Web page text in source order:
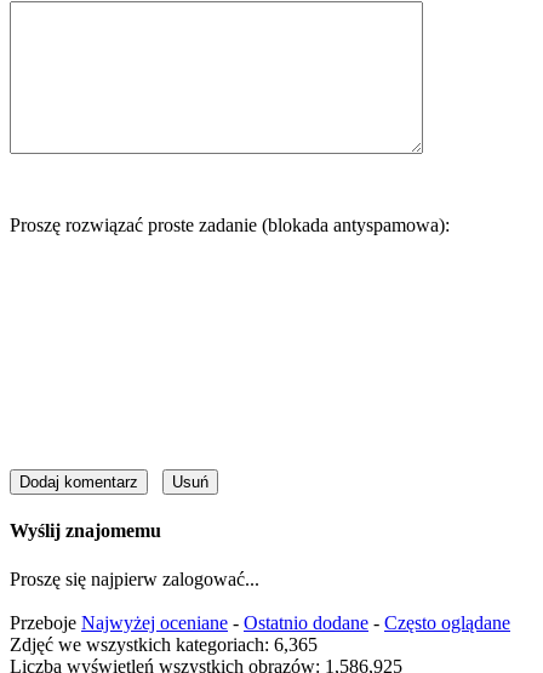
Proszę rozwiązać proste zadanie (blokada antyspamowa):
Wyślij znajomemu
Proszę się najpierw zalogować...
Przeboje Najwyżej oceniane - Ostatnio dodane - Często oglądane
Zdjęć we wszystkich kategoriach: 6,365
Liczba wyświetleń wszystkich obrazów: 1,586,925